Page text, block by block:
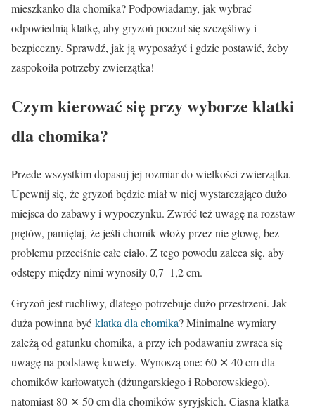
mieszkanko dla chomika? Podpowiadamy, jak wybrać
odpowiednią klatkę, aby gryzoń poczuł się szczęśliwy i
bezpieczny. Sprawdź, jak ją wyposażyć i gdzie postawić, żeby
zaspokoiła potrzeby zwierzątka!
Czym kierować się przy wyborze klatki
dla chomika?
Przede wszystkim dopasuj jej rozmiar do wielkości zwierzątka.
Upewnij się, że gryzoń będzie miał w niej wystarczająco dużo
miejsca do zabawy i wypoczynku. Zwróć też uwagę na rozstaw
prętów, pamiętaj, że jeśli chomik włoży przez nie głowę, bez
problemu przeciśnie całe ciało. Z tego powodu zaleca się, aby
odstępy między nimi wynosiły 0,7–1,2 cm.
Gryzoń jest ruchliwy, dlatego potrzebuje dużo przestrzeni. Jak
duża powinna być klatka dla chomika? Minimalne wymiary
zależą od gatunku chomika, a przy ich podawaniu zwraca się
uwagę na podstawę kuwety. Wynoszą one: 60 ⨯ 40 cm dla
chomików karłowatych (dżungarskiego i Roborowskiego),
natomiast 80 ⨯ 50 cm dla chomików syryjskich. Ciasna klatka